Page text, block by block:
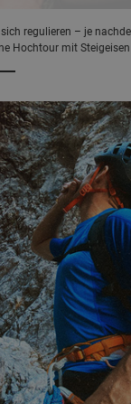
regulieren – je
Hochtour mit